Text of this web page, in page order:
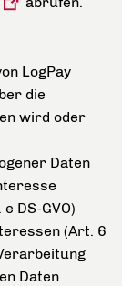
LogPay
die
wird oder
Daten
DS-GVO)
(Art. 6
Daten